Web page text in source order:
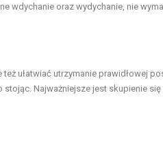
wdychanie oraz wydychanie, nie
ułatwiać utrzymanie prawidłowej
Najważniejsze jest skupienie